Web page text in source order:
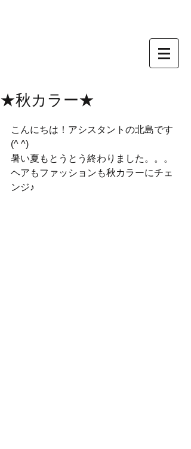
★秋カラー★
こんにちは！アシスタントの北島です
(^ ^)
暑い夏もとうとう終わりました。。。
ヘアもファッションも秋カラーにチェ
ンジ♪